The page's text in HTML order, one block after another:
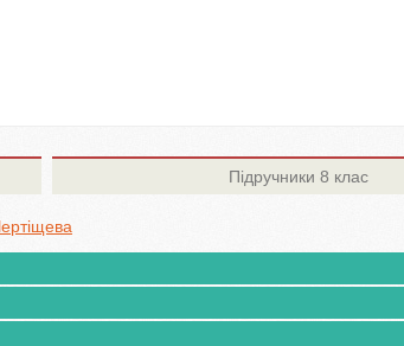
Підручники 8 клас